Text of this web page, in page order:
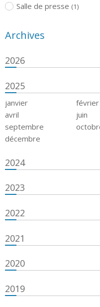
Salle de presse (1)
Archives
2026
2025
janvier février
avril
juin
septembre
décembre
2024
2023
2022
2021
2020
2019